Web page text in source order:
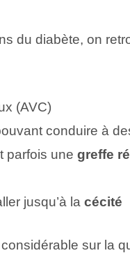
du diabète, on
(AVC)
conduire à
parfois une greffe
jusqu’à la cécité
sur la